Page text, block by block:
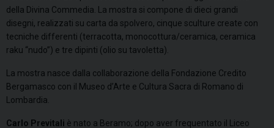
della Divina Commedia. La mostra si compone di dieci grandi
disegni, realizzati su carta da spolvero, cinque sculture create con
tecniche differenti (terracotta, monocottura/ceramica, ceramica
raku “nudo”) e tre dipinti (olio su tavoletta).
La mostra nasce dalla collaborazione della Fondazione Credito
Bergamasco con il Museo d’Arte e Cultura Sacra di Romano di
Lombardia.
Carlo Previtali è nato a Beramo; dopo aver frequentato il Liceo